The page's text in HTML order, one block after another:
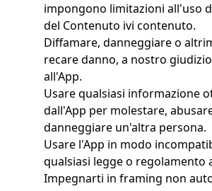
impongono limitazioni all'uso
del Contenuto ivi contenuto.
Diffamare, danneggiare o
recare danno, a nostro
all'App.
Usare qualsiasi informazione
dall'App per molestare,
danneggiare un'altra persona.
Usare l'App in modo
qualsiasi legge o regolamento
Impegnarti in framing non